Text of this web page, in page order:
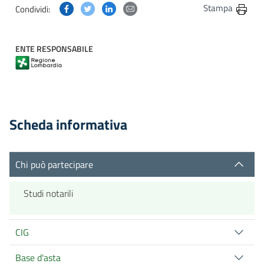
Condividi: Condividi questa pagina su Facebook
Condividi questa pagina su Twitter
Condividi questa pagina su Linkedin
Condividi questa pagina via
Stampa
ENTE RESPONSABILE
Scheda informativa
Chi può partecipare
Studi notarili
CIG
Base d'asta